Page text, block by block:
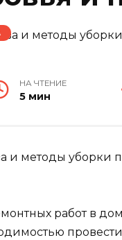
НА ЧТЕНИЕ
5 мин
и методы уборки
работ в